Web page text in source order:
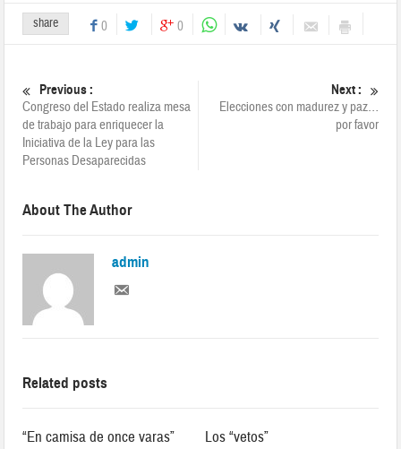
share 0 0
Previous :
Congreso del Estado realiza mesa
de trabajo para enriquecer la
Iniciativa de la Ley para las
Personas Desaparecidas
Next :
Elecciones con madurez y paz…
por favor
About The Author
admin
Related posts
“En camisa de once varas” Los “vetos”